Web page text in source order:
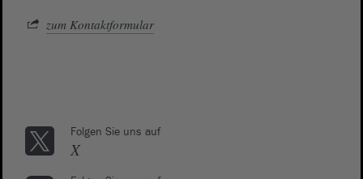
zum Kontaktformular
Folgen Sie uns auf
X